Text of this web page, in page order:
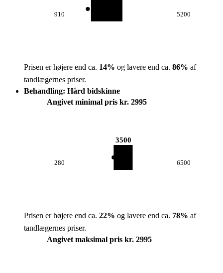
910 5200
Prisen er højere end ca. 14% og lavere end ca. 86% af
tandlægernes priser.
Behandling: Hård bidskinne
Angivet minimal pris kr. 2995
280
3500
6500
Prisen er højere end ca. 22% og lavere end ca. 78% af
tandlægernes priser.
Angivet maksimal pris kr. 2995